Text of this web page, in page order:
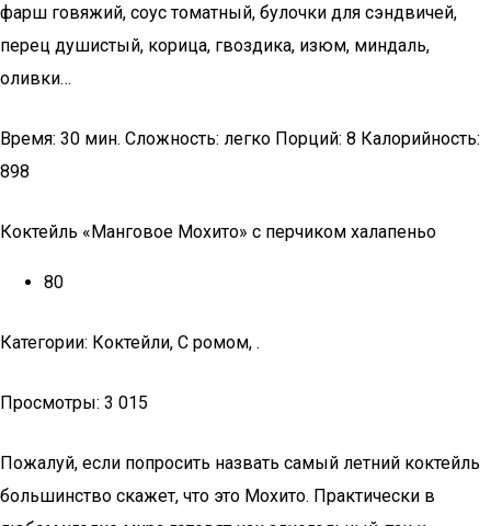
фарш говяжий, соус томатный, булочки для сэндвичей,
перец душистый, корица, гвоздика, изюм, миндаль,
оливки…
Время: 30 мин. Сложность: легко Порций: 8 Калорийность:
898
Коктейль «Манговое Мохито» с перчиком халапеньо
80
Категории: Коктейли, С ромом, .
Просмотры: 3 015
Пожалуй, если попросить назвать самый летний коктейль
большинство скажет, что это Мохито. Практически в